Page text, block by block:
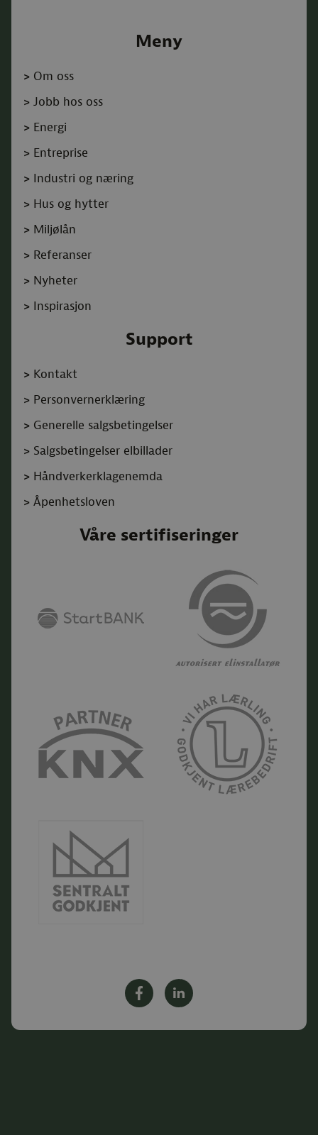
Meny
> Om oss
> Jobb hos oss
> Energi
> Entreprise
> Industri og næring
> Hus og hytter
> Miljølån
> Referanser
> Nyheter
> Inspirasjon
Support
> Kontakt
> Personvernerklæring
> Generelle salgsbetingelser
> Salgsbetingelser elbillader
> Håndverkerklagenemda
> Åpenhetsloven
Våre sertifiseringer